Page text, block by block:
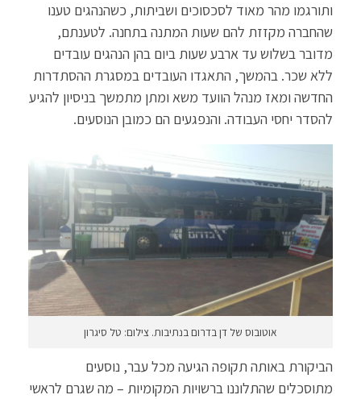
ותורגמו מהר מאוד לסכסוכים ושביתות, כשהנהגים טענו
שהחברה מקזזת להם שעות המתנה בתחנה. לטענתם,
מדובר בשלוש עד ארבע שעות ביום בהן הנהגים עובדים
ללא שכר. בהמשך, התאגדו העובדים במסגרת ההסתדרות
החדשה ומאז מנהל הוועד משא ומתן מתמשך בניסיון להגיע
להסדר יחסי העבודה. והנפגעים הם כמובן הנוסעים.
אוטובוס של דן בדרום בנתיבות. צילום: טל סיגרון
הביקורת באותה תקופה הגיעה מכל עבר, נוסעים
מתוסכלים שהתלוננו ברשויות המקומיות – מה שגרם לראשי